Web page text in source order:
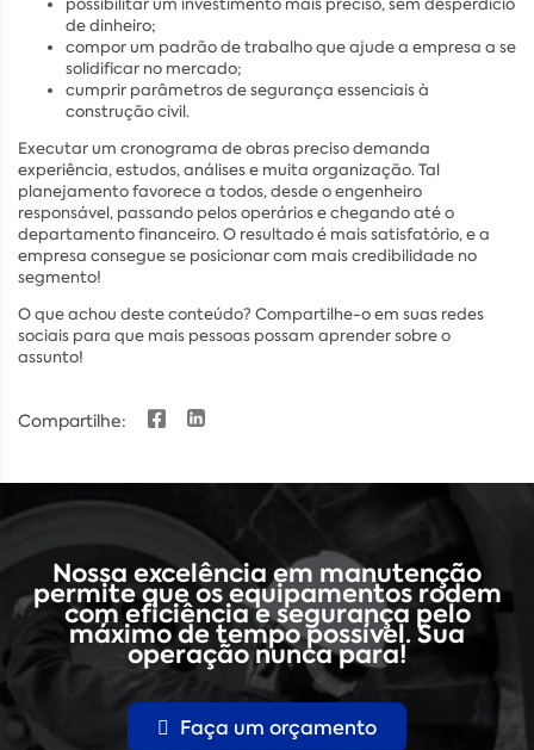
possibilitar um investimento mais preciso, sem desperdício
de dinheiro;
compor um padrão de trabalho que ajude a empresa a se
solidificar no mercado;
cumprir parâmetros de segurança essenciais à
construção civil.
Executar um cronograma de obras preciso demanda
experiência, estudos, análises e muita organização. Tal
planejamento favorece a todos, desde o engenheiro
responsável, passando pelos operários e chegando até o
departamento financeiro. O resultado é mais satisfatório, e a
empresa consegue se posicionar com mais credibilidade no
segmento!
O que achou deste conteúdo? Compartilhe-o em suas redes
sociais para que mais pessoas possam aprender sobre o
assunto!
Compartilhe:
Nossa excelência em manutenção
permite que os equipamentos rodem
com eficiência e segurança pelo
máximo de tempo possível. Sua
operação nunca para!
Faça um orçamento